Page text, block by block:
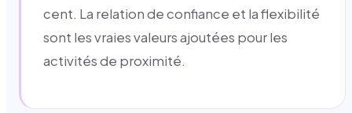
cent. La relation de confiance et la flexibilité
sont les vraies valeurs ajoutées pour les
activités de proximité.